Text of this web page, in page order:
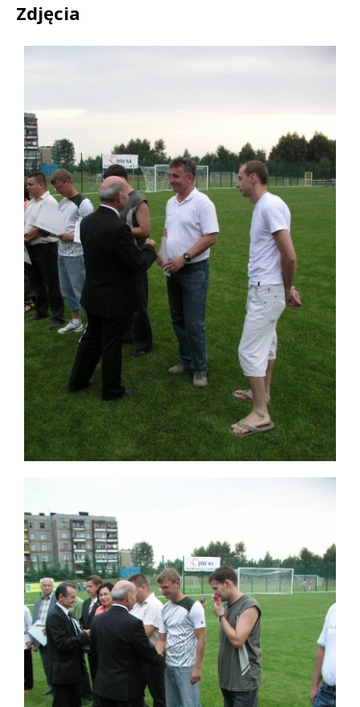
Treść
Zdjęcia